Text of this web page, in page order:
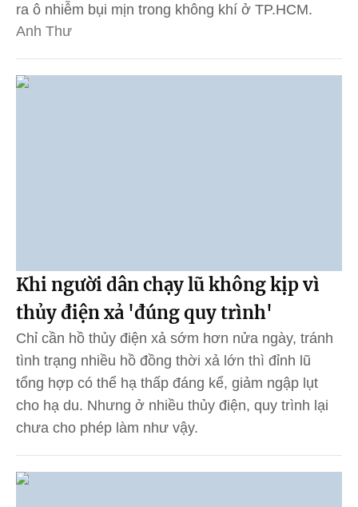
ra ô nhiễm bụi mịn trong không khí ở TP.HCM.
Anh Thư
Khi người dân chạy lũ không kịp vì
thủy điện xả 'đúng quy trình'
Chỉ cần hồ thủy điện xả sớm hơn nửa ngày, tránh
tình trạng nhiều hồ đồng thời xả lớn thì đỉnh lũ
tổng hợp có thể hạ thấp đáng kể, giảm ngập lụt
cho hạ du. Nhưng ở nhiều thủy điện, quy trình lại
chưa cho phép làm như vậy.